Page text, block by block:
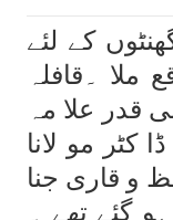
کے لئے
ملا ۔قافلہ
قدر علا مہ
کٹر مو لانا
و قاری جنا
گئے تھے ۔